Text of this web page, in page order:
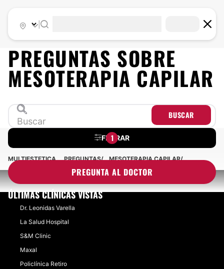
PREGUNTAS SOBRE
MESOTERAPIA CAPILAR
BUSCAR
FILTRAR
1
PREGUNTA AL DOCTOR
MULTIESTETICA PREGUNTAS MESOTERAPIA CAPILAR
ÚLTIMAS CLÍNICAS VISTAS
Dr. Leonidas Varella
La Salud Hospital
S&M Clinic
Maxal
Policlínica Retiro